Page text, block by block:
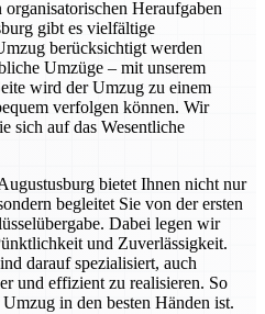
Heraufgaben
gibt es vielfältige
berücksichtigt werden
Umzüge – mit unserem
wird der Umzug zu einem
verfolgen können. Wir
sich auf das Wesentliche
bietet Ihnen nicht nur
begleitet Sie von der ersten
Dabei legen wir
und Zuverlässigkeit.
darauf spezialisiert, auch
und effizient zu realisieren. So
in den besten Händen ist.